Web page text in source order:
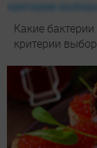
Какие
критерии